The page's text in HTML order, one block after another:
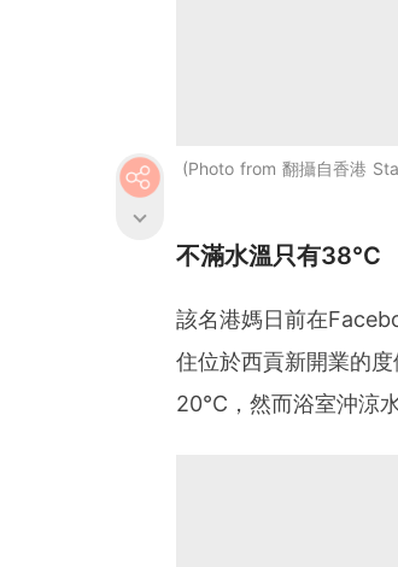
Photo from 翻攝自香港
不滿水溫只有38°C
該名港媽日前在
住位於西貢新開業的
20°C，然而浴室沖涼